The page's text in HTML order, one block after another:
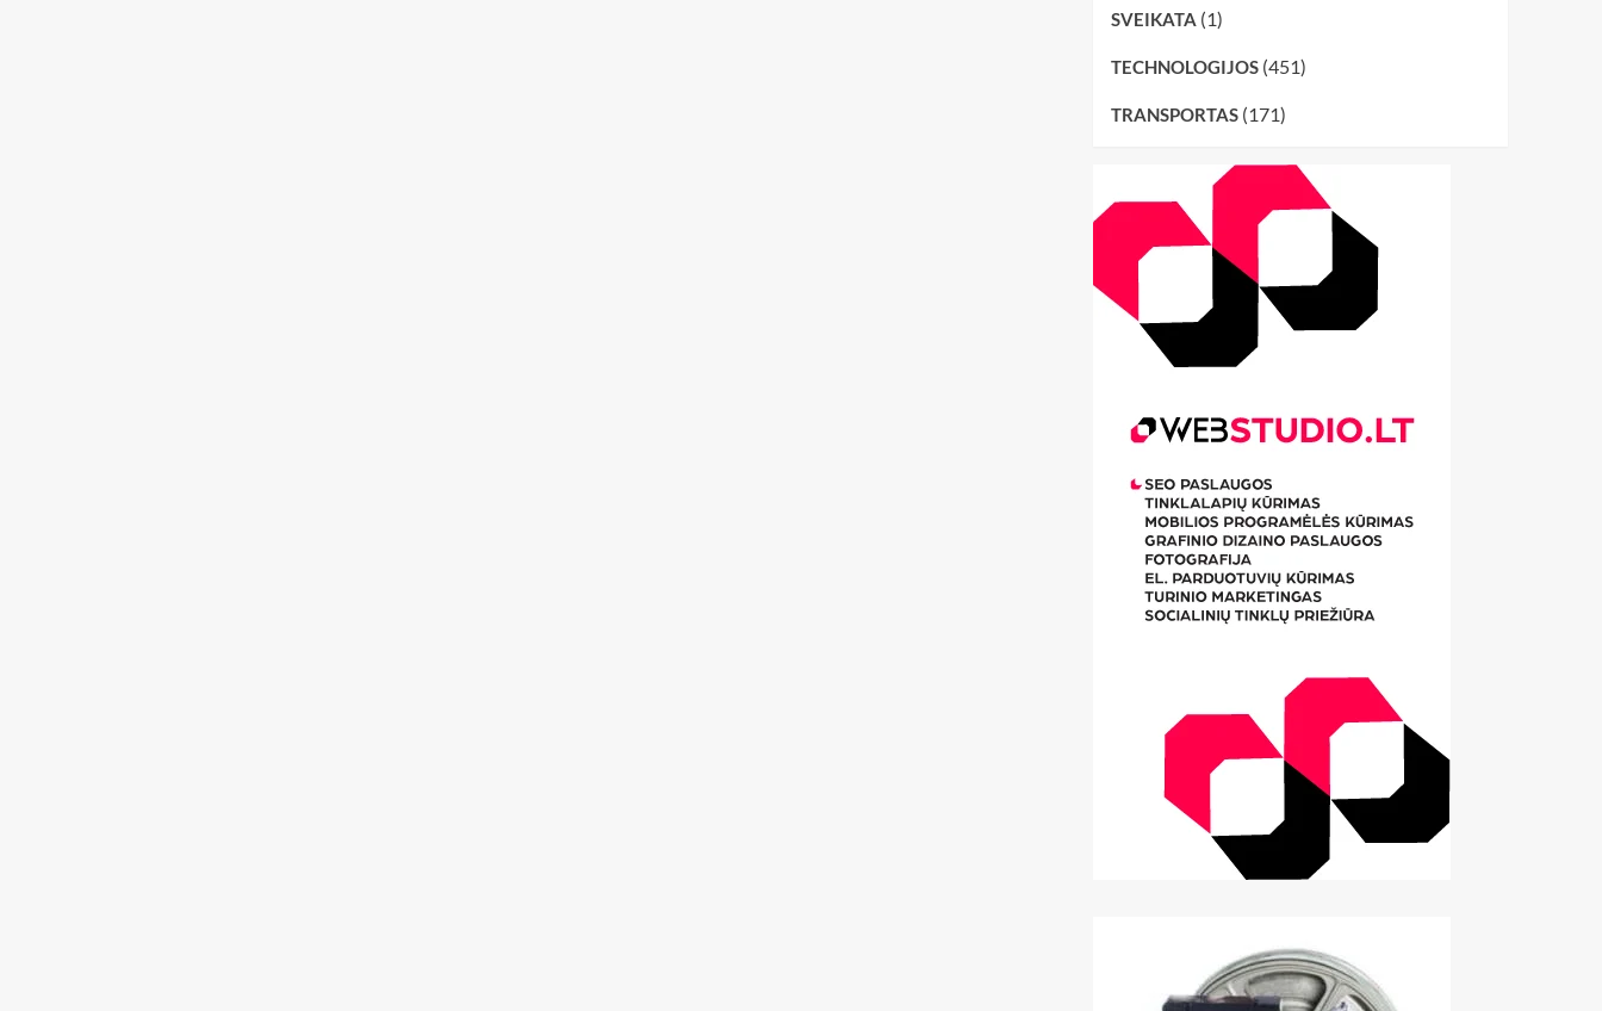
SVEIKATA (1)
TECHNOLOGIJOS(451)
TRANSPORTAS(171)